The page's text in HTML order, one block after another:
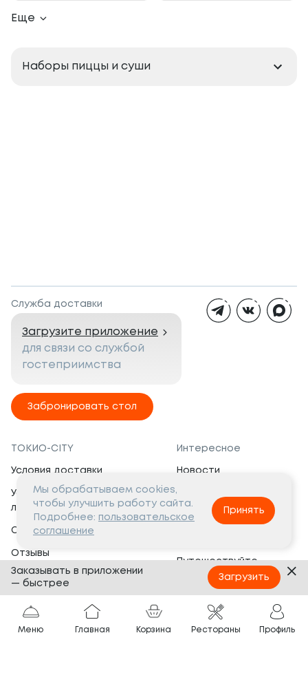
Еще
Наборы пиццы и суши
Служба доставки
Загрузите приложение
для связи со службой
гостеприимства
Забронировать стол
ТОКИО-CITY
Условия доставки
Условия программы
лояльности
Сертификаты
Отзывы
Банкеты
Вопросы и ответы
Интересное
Новости
Вакансии
Социальная жизнь
Путешествуйте
с ТОКИО-CITY
Партнёрам
Франшиза
Меню Главная Корзина Рестораны Профиль
Мы обрабатываем cookies,
чтобы улучшить работу сайта.
Подробнее: пользовательское
соглашение
Принять
Заказывать в приложении
— быстрее
Загрузить